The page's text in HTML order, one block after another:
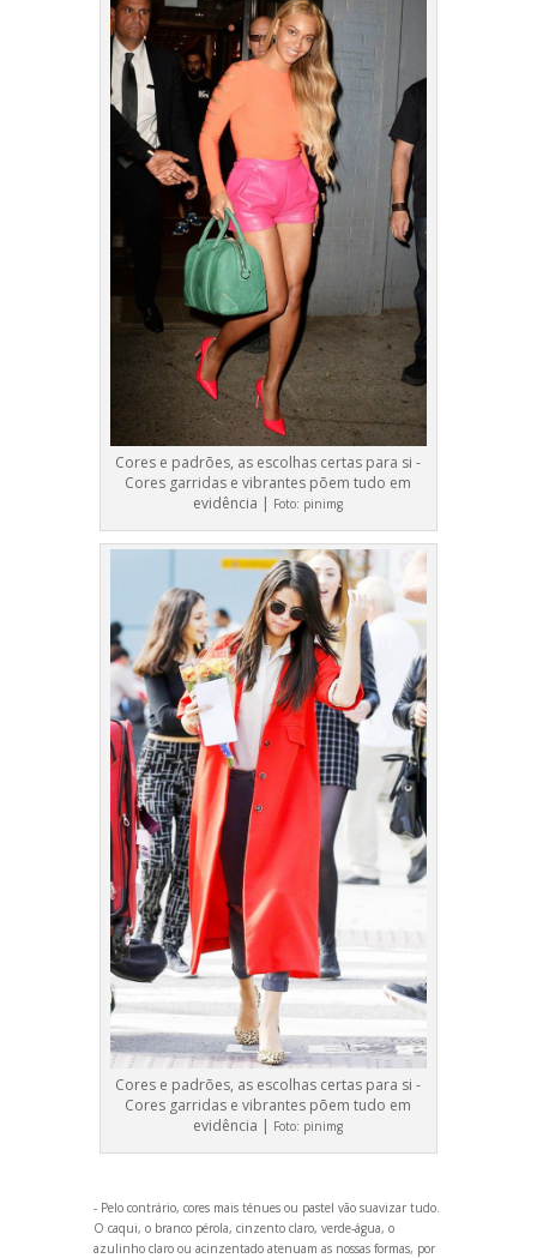
Cores e padrões, as escolhas certas para si -
Cores garridas e vibrantes põem tudo em
evidência |
Foto: pinimg
Cores e padrões, as escolhas certas para si -
Cores garridas e vibrantes põem tudo em
evidência | Foto: pinimg
- Pelo contrário, cores mais ténues ou pastel vão suavizar tudo.
O caqui, o branco pérola, cinzento claro, verde-água, o
azulinho claro ou acinzentado atenuam as nossas formas, por